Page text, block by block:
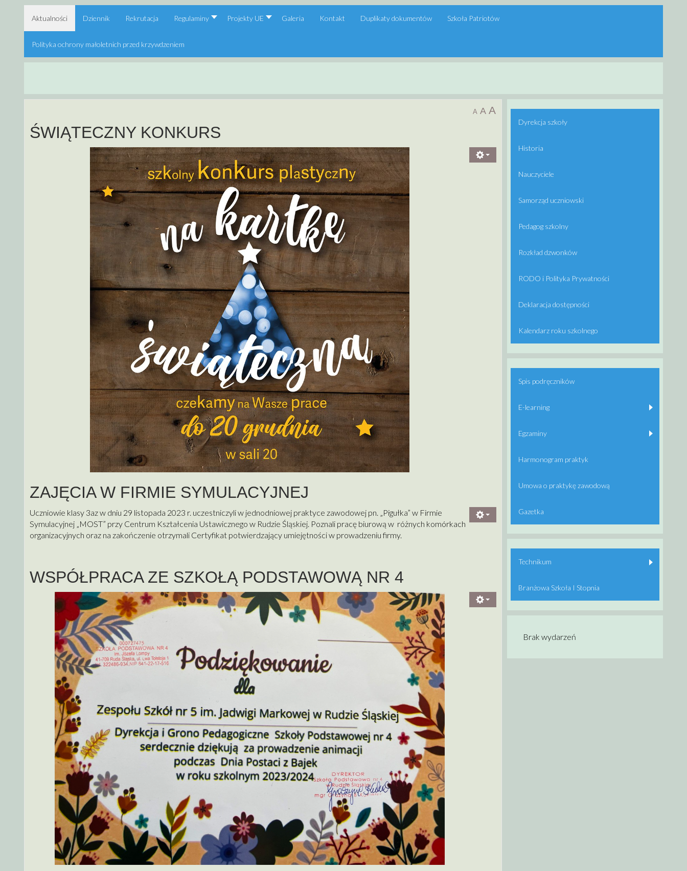
Aktualności Dziennik Rekrutacja Regulaminy Projekty UE Galeria Kontakt Duplikaty dokumentów Szkoła Patriotów
Polityka ochrony małoletnich przed krzywdzeniem
A A A
ŚWIĄTECZNY KONKURS
ZAJĘCIA W FIRMIE SYMULACYJNEJ
Uczniowie klasy 3az w dniu 29 listopada 2023 r. uczestniczyli w jednodniowej praktyce zawodowej pn. „Pigułka” w Firmie
Symulacyjnej „MOST” przy Centrum Kształcenia Ustawicznego w Rudzie Śląskiej. Poznali pracę biurową w różnych komórkach
organizacyjnych oraz na zakończenie otrzymali Certyfikat potwierdzający umiejętności w prowadzeniu firmy.
WSPÓŁPRACA ZE SZKOŁĄ PODSTAWOWĄ NR 4
Dyrekcja szkoły
Historia
Nauczyciele
Samorząd uczniowski
Pedagog szkolny
Rozkład dzwonków
RODO i Polityka Prywatności
Deklaracja dostępności
Kalendarz roku szkolnego
Spis podręczników
E-learning
Egzaminy
Harmonogram praktyk
Umowa o praktykę zawodową
Gazetka
Technikum
Branżowa Szkoła I Stopnia
Brak wydarzeń